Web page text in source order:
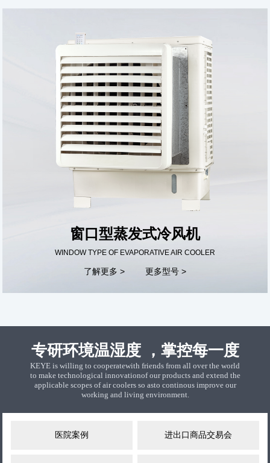
窗口型蒸发式冷风机
WINDOW TYPE OF EVAPORATIVE AIR COOLER
了解更多 > 更多型号 >
专研环境温湿度 ，掌控每一度
KEYE is willing to cooperatewith friends from all over the world
to make technological innovationof our products and extend the
applicable scopes of air coolers so asto continous improve our
working and living environment.
医院案例 进出口商品交易会